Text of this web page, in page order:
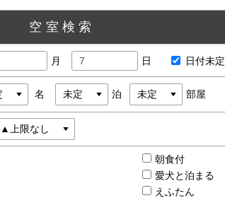
空室検索
月 日 日付未定
名 泊 部屋
朝食付
愛犬と泊まる
えふたん